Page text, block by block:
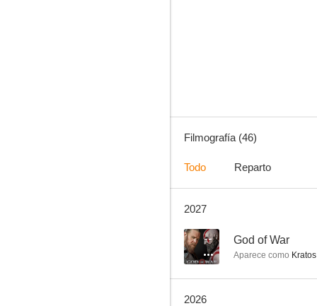
8.2
Filmografía (46)
Todo Reparto
2027
-- God of War
Aparece como Kratos
2026